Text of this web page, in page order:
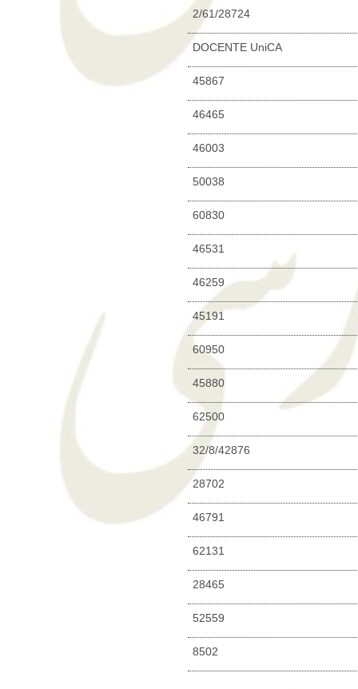
2/61/28724
DOCENTE UniCA
45867
46465
46003
50038
60830
46531
46259
45191
60950
45880
62500
32/8/42876
28702
46791
62131
28465
52559
8502